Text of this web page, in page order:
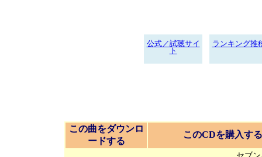
公式／試聴サイ
ト
ランキング推
この曲をダウンロ
ードする
このCDを購入する